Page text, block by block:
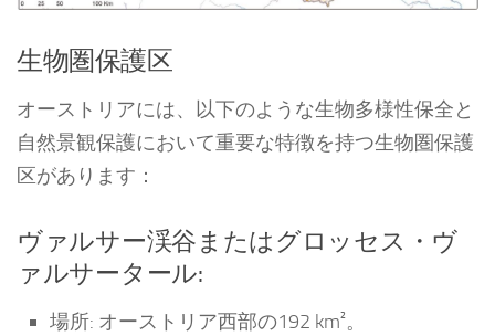
生物圏保護区
オーストリアには、以下のような生物多様性保全と
自然景観保護において重要な特徴を持つ生物圏保護
区があります：
ヴァルサー渓谷またはグロッセス・ヴ
ァルサータール:
場所: オーストリア西部の192 km²。